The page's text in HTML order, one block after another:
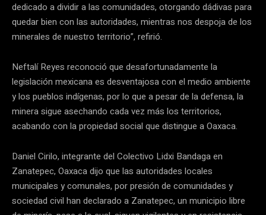
dedicado a dividir a las comunidades, otorgando dádivas para
quedar bien con las autoridades, mientras nos despoja de los
minerales de nuestro territorio”, refirió.
Neftalí Reyes reconoció que desafortunadamente la
legislación mexicana es desventajosa con el medio ambiente
y los pueblos indígenas, por lo que a pesar de la defensa, la
minera sigue asechando cada vez más los territorios,
acabando con la propiedad social que distingue a Oaxaca.
Daniel Cirilo, integrante del Colectivo Lidxi Bandaga en
Zanatepec, Oaxaca dijo que las autoridades locales
municipales y comunales, por presión de comunidades y
sociedad civil han declarado a Zanatepec, un municipio libre